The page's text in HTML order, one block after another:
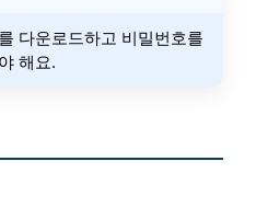
다운로드하고 비밀번호를
해요.